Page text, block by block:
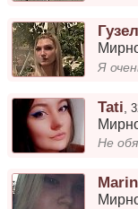
Tati ,
Не